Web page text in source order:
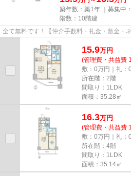
築年数：築1年 ｜募集中：
階数：10階建
全て無料です！【仲介手数料・礼金・敷金・
15.9万円
(管理費・共益費
敷：0万円｜礼：
所在階：2階
間取り：1LDK
面積：35.28㎡
16.3万円
(管理費・共益費
敷：0万円｜礼：
所在階：4階
間取り：1LDK
面積：35.14㎡